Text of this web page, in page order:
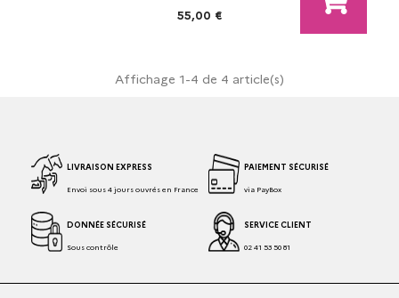
55,00 €
Affichage 1-4 de 4 article(s)
LIVRAISON EXPRESS
Envoi sous 4 jours ouvrés en France
PAIEMENT SÉCURISÉ
via PayBox
DONNÉE SÉCURISÉ
Sous contrôle
SERVICE CLIENT
02 41 53 50 81